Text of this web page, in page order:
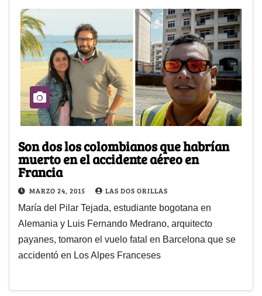
Son dos los colombianos que habrían
muerto en el accidente aéreo en
MARZO 24, 2015 LAS DOS ORILLAS
María del Pilar Tejada, estudiante bogotana en
Alemania y Luis Fernando Medrano, arquitecto
payanes, tomaron el vuelo fatal en Barcelona que se
accidentó en Los Alpes Franceses